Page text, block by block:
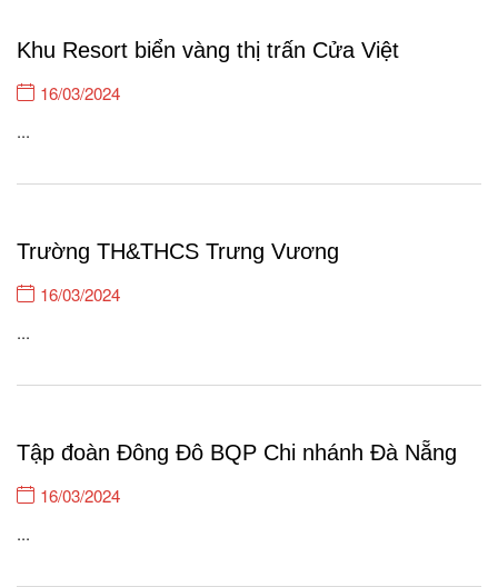
Khu Resort biển vàng thị trấn Cửa Việt
16/03/2024
...
Trường TH&THCS Trưng Vương
16/03/2024
...
Tập đoàn Đông Đô BQP Chi nhánh Đà Nẵng
16/03/2024
...